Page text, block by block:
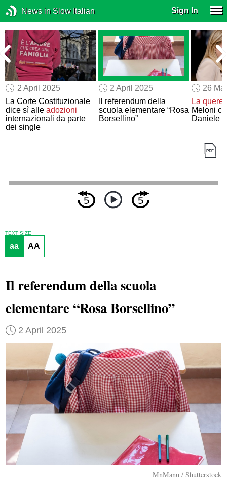
News in Slow Italian Sign In
2 April 2025
La Corte Costituzionale
dice sì alleadozioni
internazionali da parte
dei single
2 April 2025
Il referendum della
scuola elementare “Rosa
Borsellino”
26
La
Meloni
Daniele
TEXT SIZE
aa AA
Il referendum della scuola
elementare “Rosa Borsellino”
2 April 2025
MnManu / Shutterstock